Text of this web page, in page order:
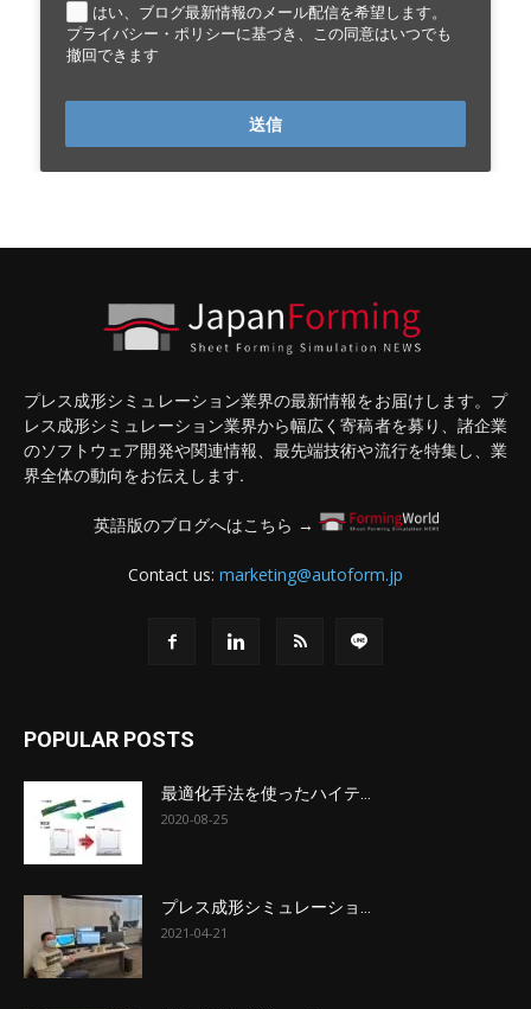
はい、ブログ最新情報のメール配信を希望します。
プライバシー・ポリシーに基づき、この同意はいつでも
撤回できます
送信
プレス成形シミュレーション業界の最新情報をお届けします。プ
レス成形シミュレーション業界から幅広く寄稿者を募り、諸企業
のソフトウェア開発や関連情報、最先端技術や流行を特集し、業
界全体の動向をお伝えします.
英語版のブログへはこちら →
Contact us: marketing@autoform.jp
POPULAR POSTS
最適化手法を使ったハイテ...
2020-08-25
プレス成形シミュレーショ...
2021-04-21